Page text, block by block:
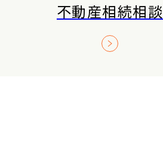
不動産相続相談